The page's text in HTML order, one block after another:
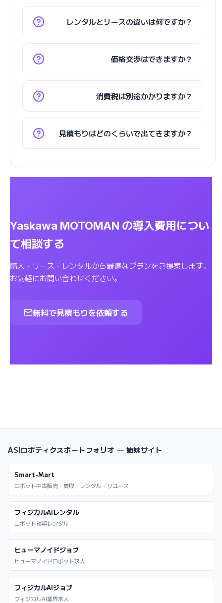
レンタルとリースの違いは何ですか？
価格交渉はできますか？
消費税は別途かかりますか？
見積もりはどのくらいで出てきますか？
Yaskawa MOTOMAN の導入費用につい
て相談する
購入・リース・レンタルから最適なプランをご提案します。
お気軽にお問い合わせください。
無料で見積もりを依頼する
ASIロボティクスポートフォリオ — 姉妹サイト
Smart-Mart
ロボット中古販売・買取・レンタル・リユース
フィジカルAIレンタル
ロボット短期レンタル
ヒューマノイドジョブ
ヒューマノイドロボット求人
フィジカルAIジョブ
フィジカルAI業界求人